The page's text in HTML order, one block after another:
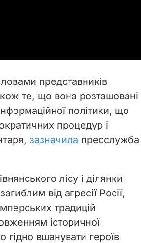
представників
те, що вона розташовані
політики, що
процедур і
зазначила пресслужба
лісу і ділянки
від агресії Росії,
традицій
історичної
гідно вшанувати героїв